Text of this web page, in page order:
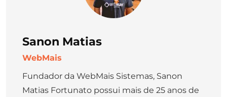
Sanon Matias
WebMais
Fundador da WebMais Sistemas, Sanon
Matias Fortunato possui mais de 25 anos de